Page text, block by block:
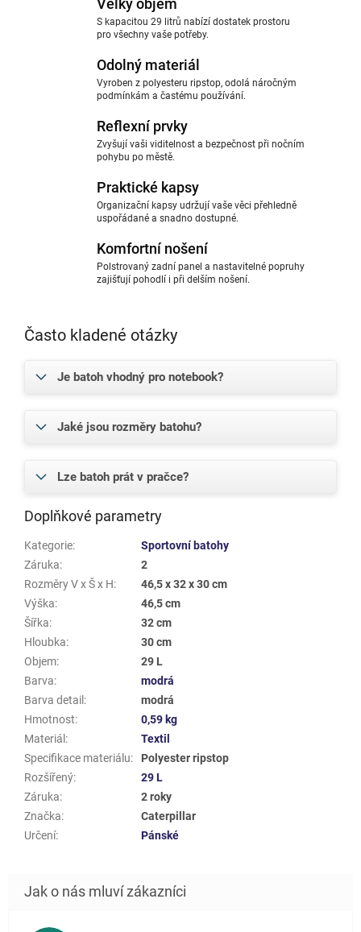
Velký objem
S kapacitou 29 litrů nabízí dostatek prostoru
pro všechny vaše potřeby.
Odolný materiál
Vyroben z polyesteru ripstop, odolá náročným
podmínkám a častému používání.
Reflexní prvky
Zvyšují vaši viditelnost a bezpečnost při nočním
pohybu po městě.
Praktické kapsy
Organizační kapsy udržují vaše věci přehledně
uspořádané a snadno dostupné.
Komfortní nošení
Polstrovaný zadní panel a nastavitelné popruhy
zajišťují pohodlí i při delším nošení.
Často kladené otázky
Je batoh vhodný pro notebook?
Jaké jsou rozměry batohu?
Lze batoh prát v pračce?
Doplňkové parametry
Kategorie:
Sportovní batohy
Záruka:
2
Rozměry V x Š x H:
46,5 x 32 x 30 cm
Výška:
46,5 cm
Šířka:
32 cm
Hloubka:
30 cm
Objem:
29 L
Barva:
modrá
Barva detail :
modrá
Hmotnost:
0,59 kg
Materiál :
Textil
Specifikace materiálu:
Polyester ripstop
Rozšířený:
29 L
Záruka:
2 roky
Značka:
Caterpillar
Určení: Pánské